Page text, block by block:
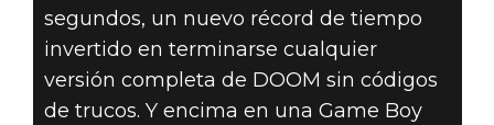
segundos, un nuevo récord de tiempo
invertido en terminarse cualquier
versión completa de DOOM sin códigos
de trucos. Y encima en una Game Boy